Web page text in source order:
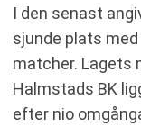
I den senast
sjunde plats
matcher. Lagets
Halmstads BK
efter nio